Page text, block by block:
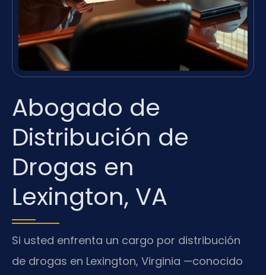
Abogado de
Distribución de
Drogas en
Lexington, VA
Si usted enfrenta un cargo por distribución
de drogas en Lexington, Virginia —conocido